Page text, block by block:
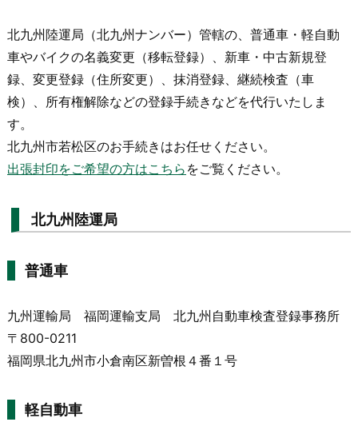
北九州陸運局（北九州ナンバー）管轄の、普通車・軽自動
車やバイクの名義変更（移転登録）、新車・中古新規登
録、変更登録（住所変更）、抹消登録、継続検査（車
検）、所有権解除などの登録手続きなどを代行いたしま
す。
北九州市若松区のお手続きはお任せください。
出張封印をご希望の方はこちら をご覧ください。
北九州陸運局
普通車
九州運輸局 福岡運輸支局 北九州自動車検査登録事務所
〒800-0211
福岡県北九州市小倉南区新曽根４番１号
軽自動車